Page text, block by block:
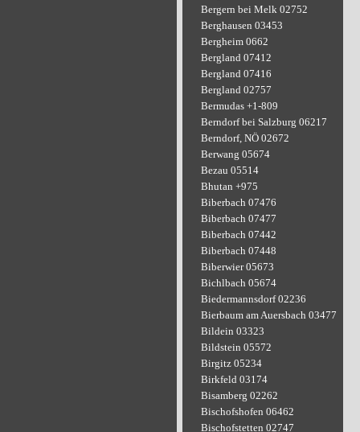
Bergern bei Melk 02752
Berghausen 03453
Bergheim 0662
Bergland 07412
Bergland 07416
Bergland 02757
Bermudas +1-809
Berndorf bei Salzburg 06217
Berndorf, NÖ 02672
Berwang 05674
Bezau 05514
Bhutan +975
Biberbach 07476
Biberbach 07477
Biberbach 07442
Biberbach 07448
Biberwier 05673
Bichlbach 05674
Biedermannsdorf 02236
Bierbaum am Auersbach 03477
Bildein 03323
Bildstein 05572
Birgitz 05234
Birkfeld 03174
Bisamberg 02262
Bischofshofen 06462
Bischofstetten 02747